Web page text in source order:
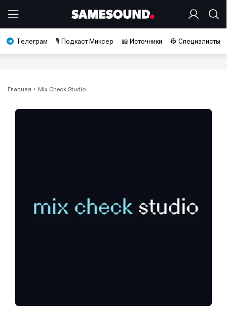
Телеграм 🎙️ Подкаст Миксер 📖 Источники 👷 Специалисты
Главная Mix Check Studio